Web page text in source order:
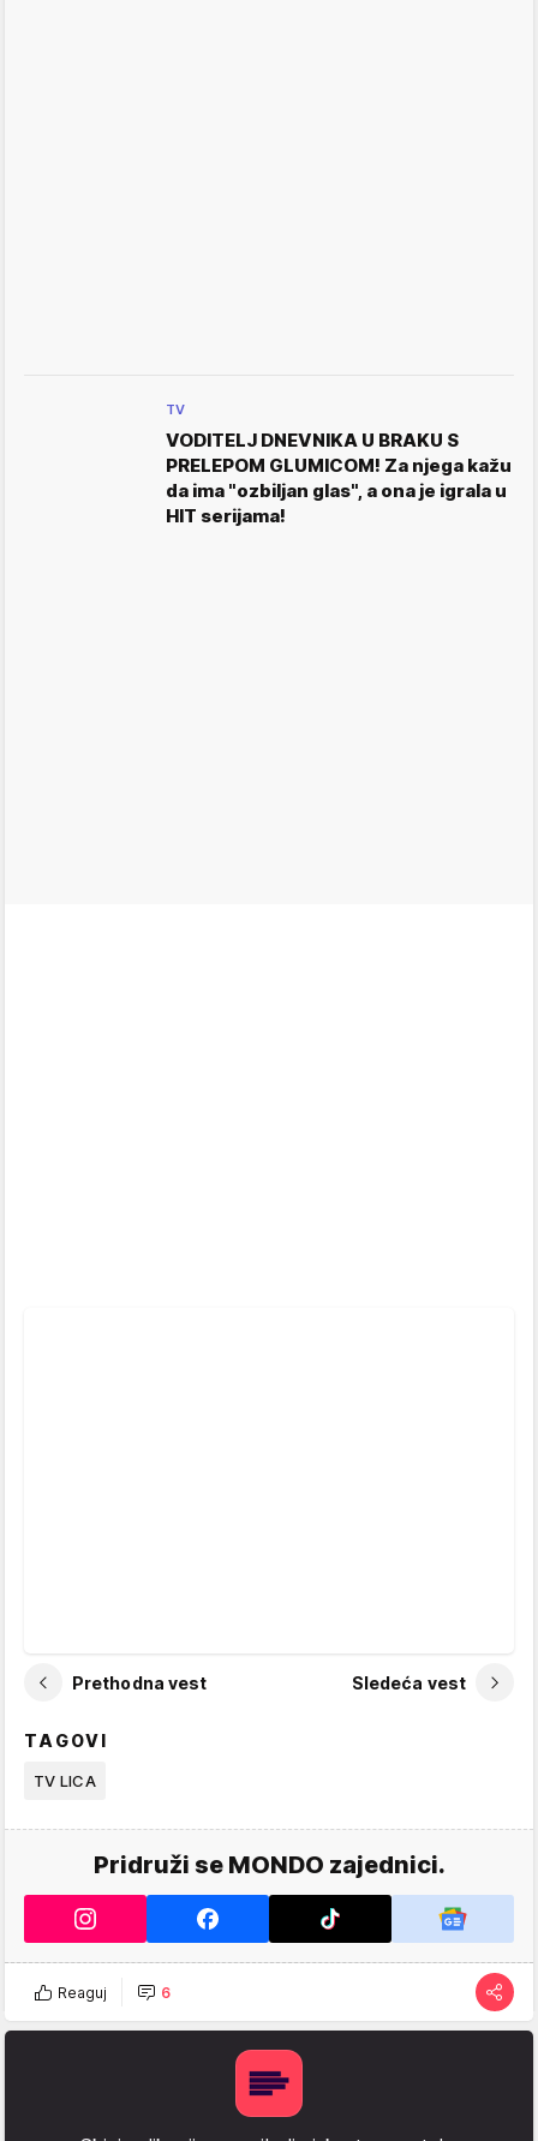
TV
VODITELJ DNEVNIKA U BRAKU S
PRELEPOM GLUMICOM! Za njega kažu
da ima "ozbiljan glas", a ona je igrala u
HIT serijama!
Prethodna vest Sledeća vest
TAGOVI
TV LICA
Pridruži se MONDO zajednici.
Reaguj 6